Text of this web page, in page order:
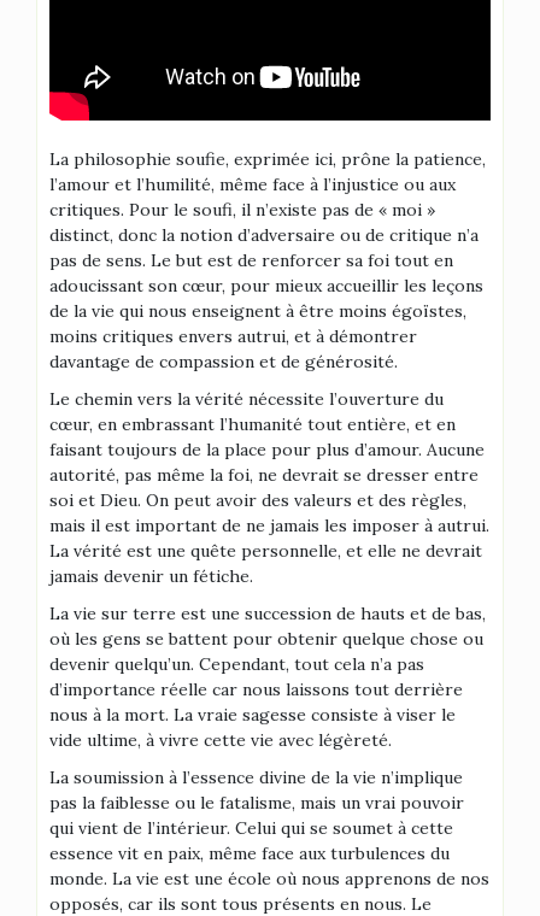
La philosophie soufie, exprimée ici, prône la patience,
l’amour et l’humilité, même face à l’injustice ou aux
critiques. Pour le soufi, il n’existe pas de « moi »
distinct, donc la notion d’adversaire ou de critique n’a
pas de sens. Le but est de renforcer sa foi tout en
adoucissant son cœur, pour mieux accueillir les leçons
de la vie qui nous enseignent à être moins égoïstes,
moins critiques envers autrui, et à démontrer
davantage de compassion et de générosité.
Le chemin vers la vérité nécessite l’ouverture du
cœur, en embrassant l’humanité tout entière, et en
faisant toujours de la place pour plus d’amour. Aucune
autorité, pas même la foi, ne devrait se dresser entre
soi et Dieu. On peut avoir des valeurs et des règles,
mais il est important de ne jamais les imposer à autrui.
La vérité est une quête personnelle, et elle ne devrait
jamais devenir un fétiche.
La vie sur terre est une succession de hauts et de bas,
où les gens se battent pour obtenir quelque chose ou
devenir quelqu’un. Cependant, tout cela n’a pas
d’importance réelle car nous laissons tout derrière
nous à la mort. La vraie sagesse consiste à viser le
vide ultime, à vivre cette vie avec légèreté.
La soumission à l’essence divine de la vie n’implique
pas la faiblesse ou le fatalisme, mais un vrai pouvoir
qui vient de l’intérieur. Celui qui se soumet à cette
essence vit en paix, même face aux turbulences du
monde. La vie est une école où nous apprenons de nos
opposés, car ils sont tous présents en nous. Le